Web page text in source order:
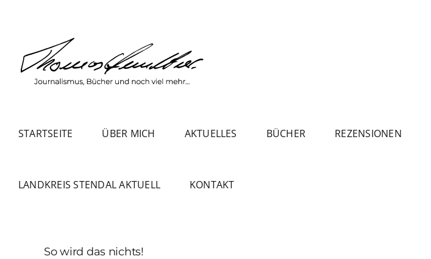
springen
STARTSEITE ÜBER MICH AKTUELLES BÜCHER REZENSIONEN
LANDKREIS STENDAL AKTUELL KONTAKT
So wird das nichts!